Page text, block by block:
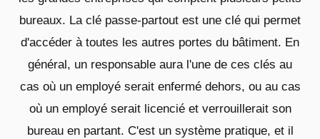
bureaux. La clé passe-partout est une clé qui permet
d'accéder à toutes les autres portes du bâtiment. En
général, un responsable aura l'une de ces clés au
cas où un employé serait enfermé dehors, ou au cas
où un employé serait licencié et verrouillerait son
bureau en partant. C'est un système pratique, et il